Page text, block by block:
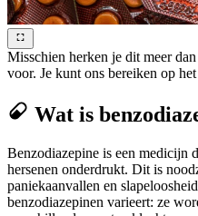
Misschien herken je dit meer
voor. Je kunt ons bereiken op
Wat is
Benzodiazepine is een medicijn
hersenen onderdrukt. Dit is
paniekaanvallen en
benzodiazepinen varieert: ze